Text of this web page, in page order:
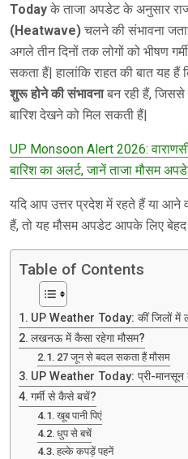
Today के ताजा अपडेट के अनुसार
(Heatwave) चलने की संभावना
अगले तीन दिनों तक लोगों को भीषण
सकता हैं| हालांकि राहत की बात यह हैं
शुरू होने की संभावनाबन रही हैं,
बारिश देखने को मिल सकती हैं|
UP Monsoon Alert 2026:
बारिश का अलर्ट, जानें ताजा मौसम
यदि आप उत्तर प्रदेश में रहते हैं या आने
हैं, तो यह मौसम अपडेट आपके लिए बेहद
Table of Contents
UP Weather Today: कीं जिलों में लू
लखनऊ में कैसा रहेगा मौसम?
27 जून से बदल सकता हैं मौसम
UP Weather Today: प्री-मानसून
गर्मी से कैसे बचें?
खूब पानी पिएं
धुप से बचें
हल्के कपड़ें पहनें